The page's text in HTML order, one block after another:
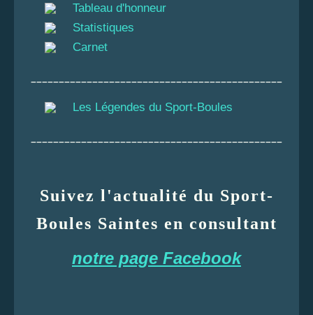
Tableau d'honneur
Statistiques
Carnet
Les Légendes du Sport-Boules
Suivez l'actualité du Sport-
Boules Saintes en consultant
notre page Facebook